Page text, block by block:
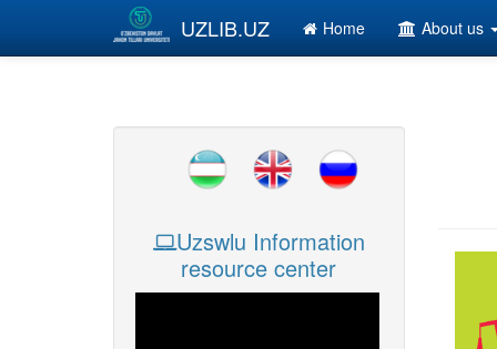
Skip to main content
UZLIB.UZ Home About us
Uzswlu Information
resource center